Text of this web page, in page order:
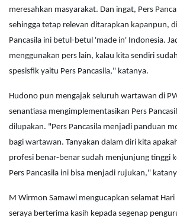
meresahkan masyarakat. Dan ingat, Pers
sehingga tetap relevan ditarapkan kapanpun,
Pancasila ini betul-betul 'made in' Indonesia.
menggunakan pers lain, kalau kita sendiri
spesisfik yaitu Pers Pancasila," katanya.
Hudono pun mengajak seluruh wartawan di
senantiasa mengimplementasikan Pers
dilupakan. "Pers Pancasila menjadi panduan
bagi wartawan. Tanyakan dalam diri kita
profesi benar-benar sudah menjunjung tinggi
Pers Pancasila ini bisa menjadi rujukan,"
M Wirmon Samawi mengucapkan selamat Hari
seraya berterima kasih kepada segenap